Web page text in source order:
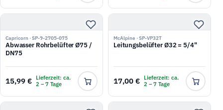
Capricorn · SP-9-2705-075
Abwasser Rohrbelüfter Ø75 /
DN75
15,99 €
Lieferzeit: ca.
2 – 7 Tage
McAlpine · SP-VP32T
Leitungsbelüfter Ø32 = 5/4"
17,00 €
Lieferzeit: ca.
2 – 7 Tage